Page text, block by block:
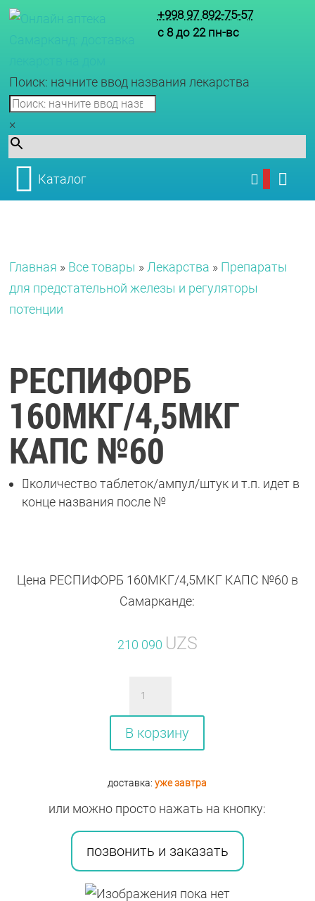
+998 97 892-75-57
с 8 до 22 пн-вс
Поиск: начните ввод названия лекарства
×
Каталог
Главная » Все товары » Лекарства » Препараты
для предстательной железы и регуляторы
потенции
РЕСПИФОРБ
160МКГ/4,5МКГ
КАПС №60
количество таблеток/ампул/штук и т.п. идет в
конце названия после №
Цена РЕСПИФОРБ 160МКГ/4,5МКГ КАПС №60 в
Самарканде:
210 090 UZS
РЕСПИФОРБ
160МКГ/4,5МКГ
№60
В корзину
доставка:уже завтра
или можно просто нажать на кнопку:
позвонить и заказать